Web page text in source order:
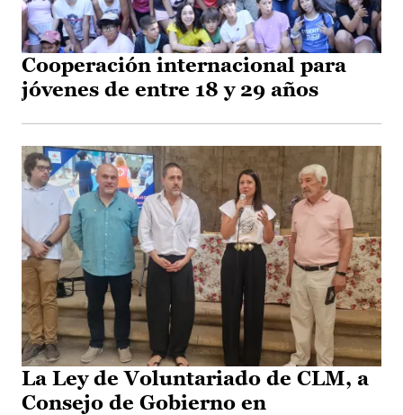
Cooperación internacional para
jóvenes de entre 18 y 29 años
La Ley de Voluntariado de CLM, a
Consejo de Gobierno en